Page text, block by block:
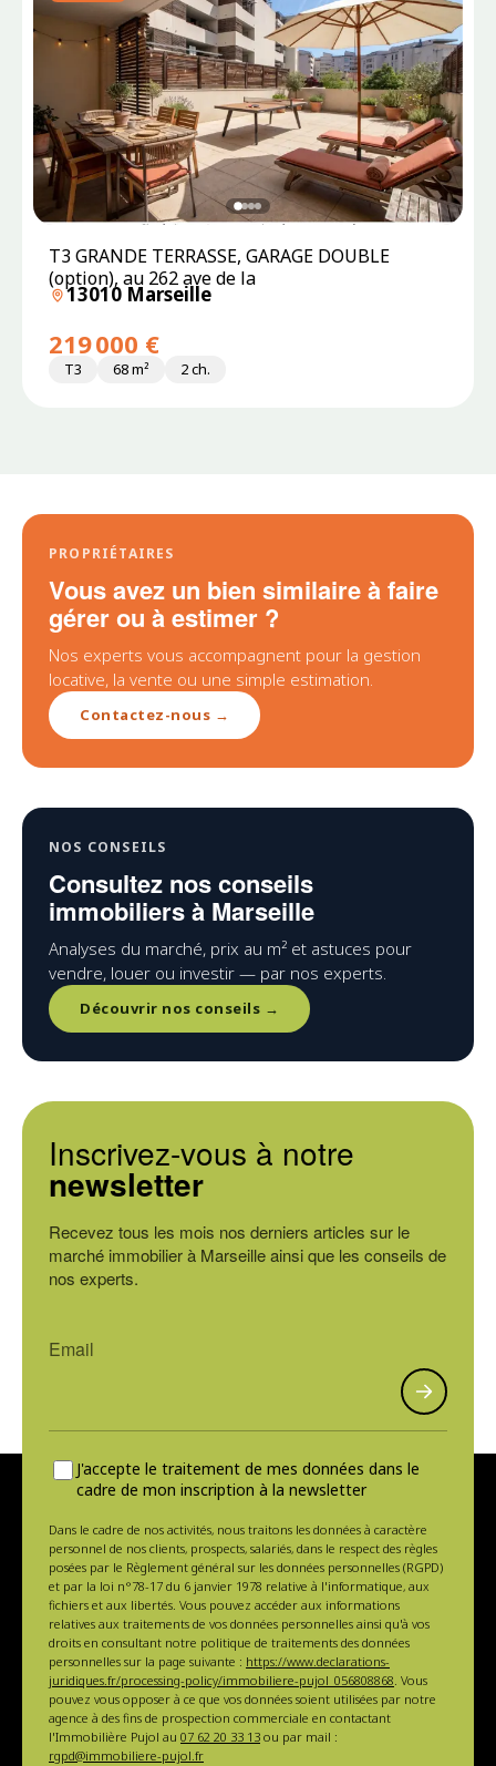
T3 GRANDE TERRASSE, GARAGE DOUBLE
(option), au 262 ave de la
13010 Marseille
219 000 €
T3 68 m² 2 ch.
PROPRIÉTAIRES
Vous avez un bien similaire à faire
gérer ou à estimer ?
Nos experts vous accompagnent pour la gestion
locative, la vente ou une simple estimation.
Contactez-nous →
NOS CONSEILS
Consultez nos conseils
immobiliers à Marseille
Analyses du marché, prix au m² et astuces pour
vendre, louer ou investir — par nos experts.
Découvrir nos conseils →
Inscrivez-vous à notre
newsletter
Recevez tous les mois nos derniers articles sur le
marché immobilier à Marseille ainsi que les conseils de
nos experts.
J'accepte le traitement de mes données dans le
cadre de mon inscription à la newsletter
Dans le cadre de nos activités, nous traitons les données à caractère
personnel de nos clients, prospects, salariés, dans le respect des règles
posées par le Règlement général sur les données personnelles (RGPD)
et par la loi n°78-17 du 6 janvier 1978 relative à l'informatique, aux
fichiers et aux libertés. Vous pouvez accéder aux informations
relatives aux traitements de vos données personnelles ainsi qu'à vos
droits en consultant notre politique de traitements des données
personnelles sur la page suivante : https://www.declarations-
juridiques.fr/processing-policy/immobiliere-pujol_056808868. Vous
pouvez vous opposer à ce que vos données soient utilisées par notre
agence à des fins de prospection commerciale en contactant
l'Immobilière Pujol au 07 62 20 33 13 ou par mail :
rgpd@immobiliere-pujol.fr